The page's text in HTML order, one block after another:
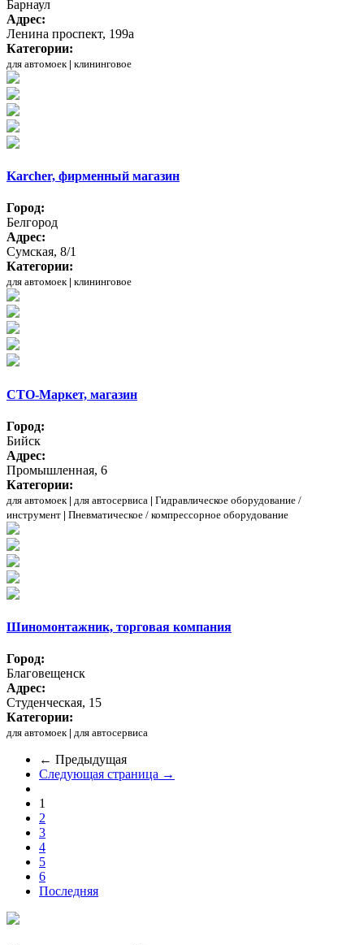
Барнаул
Адрес:
Ленина проспект, 199а
Категории:
для автомоек | клининговое
Karcher, фирменный магазин
Город:
Белгород
Адрес:
Сумская, 8/1
Категории:
для автомоек | клининговое
СТО-Маркет, магазин
Город:
Бийск
Адрес:
Промышленная, 6
Категории:
для автомоек | для автосервиса | Гидравлическое оборудование /
инструмент | Пневматическое / компрессорное оборудование
Шиномонтажник, торговая компания
Город:
Благовещенск
Адрес:
Студенческая, 15
Категории:
для автомоек | для автосервиса
← Предыдущая
Следующая страница →
1
2
3
4
5
6
Последняя